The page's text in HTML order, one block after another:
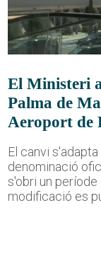
El Ministeri
Palma de
Aeroport de
El canvi
denominació
s'obri un període
modificació es